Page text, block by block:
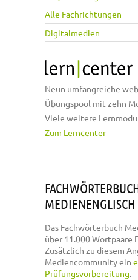
Alle Fachrichtungen
Digitalmedien
Neun umfangreiche
Übungspool mit zehn
Viele weitere
Zum Lerncenter
MEDIENENGLISCH
Das Fachwörterbuch
über 11.000 Wortpaare
Zusätzlich zu diesem
Mediencommunity ein
Prüfungsvorbereitung.